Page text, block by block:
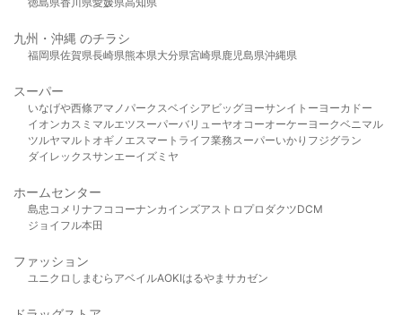
九州・沖縄 のチラシ
福岡県佐賀県長崎県熊本県大分県宮崎県鹿児島県沖縄県
スーパー
いなげや西條アマノパークスベイシア ビッグヨーサンイトーヨーカドー
イオンカスミ マルエツスーパーバリューヤオコーオーケー ヨークベニマル
ツルヤマルト オギノ エスマート ライフ業務スーパーいかり フジグラン
ダイレックスサンエーイズミヤ
ホームセンター
島忠 コメリ ナフコ コーナンカインズアストロプロダクツDCM
ジョイフル本田
ファッション
ユニクロ しまむら アベイルAOKIはるやま サカゼン